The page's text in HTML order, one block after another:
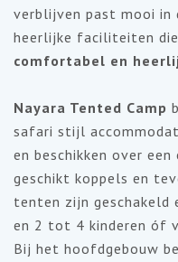
verblijven past mooi in
heerlijke faciliteiten
comfortabel en
Nayara Tented Camp
safari stijl
en beschikken over
geschikt koppels en
tenten zijn geschakeld
en 2 tot 4 kinderen óf
Bij het hoofdgebouw